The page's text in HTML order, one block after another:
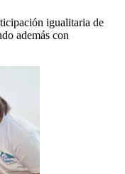
igualitaria de
además con